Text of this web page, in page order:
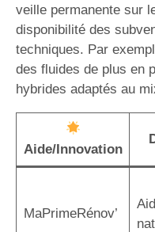
veille permanente sur
disponibilité des
techniques. Par
des fluides de plus en
hybrides adaptés au
Aide/Innovation
MaPrimeRénov’